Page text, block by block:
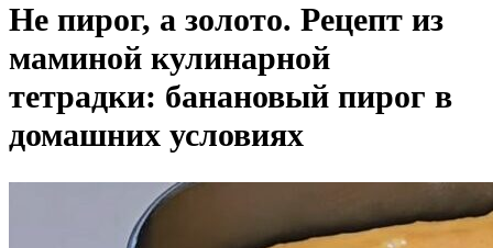
Не пирог, а золото. Рецепт из
маминой кулинарной
тетрадки: банановый пирог в
домашних условиях